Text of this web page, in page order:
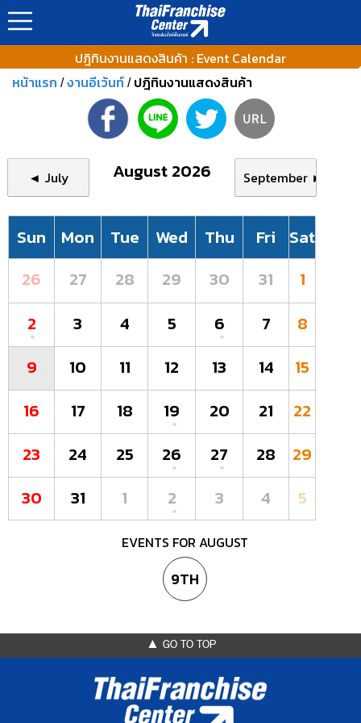
ปฎิทินงานแสดงสินค้า : Event Calendar
หน้าแรก /งานอีเว้นท์ / ปฎิทินงานแสดงสินค้า
◄ July August 2026 September ►
Sun Mon Tue Wed Thu Fri
Sat
26
27 28 29 30 31
1
2
3 4 5 6 7
8
9
10 11 12 13 14
15
16
17 18 19 20 21
22
23
24 25 26 27 28
29
30
31 1 2 3 4 5
EVENTS FOR AUGUST
9TH
▲ GO TO TOP